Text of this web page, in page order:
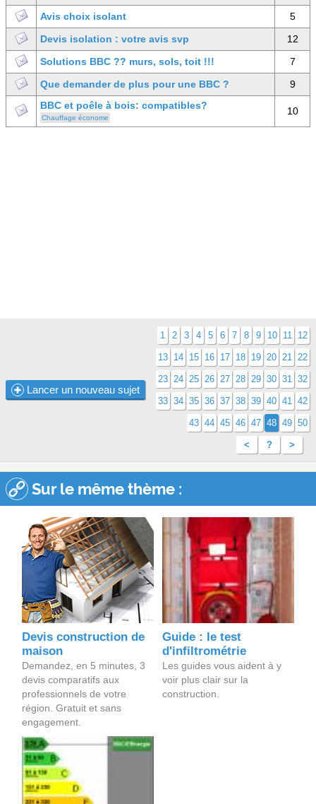
Avis choix isolant
5
Devis isolation : votre avis svp
12
Solutions BBC ?? murs, sols, toit !!!
7
Que demander de plus pour une BBC ?
9
BBC et poêle à bois: compatibles?
Chauffage économe
10
Lancer un nouveau sujet
1 2 3 4 5 6 7 8 9 10 11 12
13 14 15 16 17 18 19 20 21 22
23 24 25 26 27 28 29 30 31 32
33 34 35 36 37 38 39 40 41 42
43 44 45 46 47 48 49 50
< ? >
Sur le même thème :
Devis construction de
maison
Demandez, en 5 minutes, 3
devis comparatifs aux
professionnels de votre
région. Gratuit et sans
engagement.
Guide : le test
d'infiltrométrie
Les guides vous aident à y
voir plus clair sur la
construction.